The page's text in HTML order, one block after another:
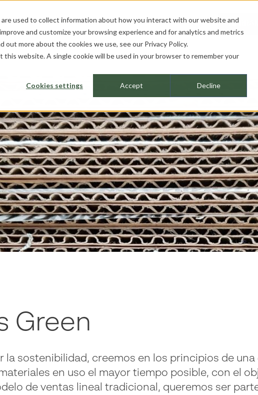
used to collect information about how you interact with our website and
and customize your browsing experience and for analytics and metrics
out more about the cookies we use, see our Privacy Policy.
website. A single cookie will be used in your browser to remember your
Cookies settings Accept Decline
PROFESIONALES SOBRE NOSOTROS
Green
la sostenibilidad, creemos en los principios de
en uso el mayor tiempo posible, con el
de ventas lineal tradicional, queremos ser